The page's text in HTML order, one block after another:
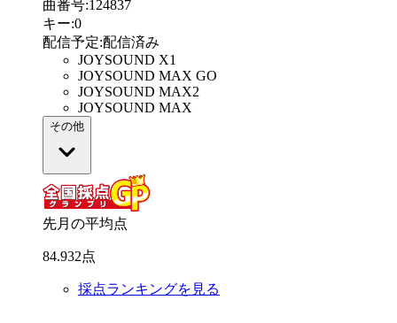
曲番号:124837
キー:0
配信予定:配信済み
JOYSOUND X1
JOYSOUND MAX GO
JOYSOUND MAX2
JOYSOUND MAX
その他
先月の平均点
84.932点
採点ランキングを見る